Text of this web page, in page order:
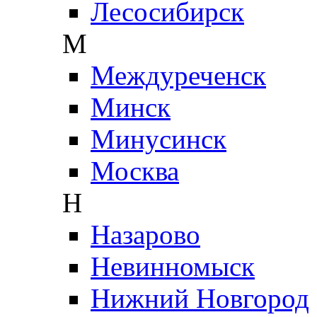
Лесосибирск
М
Междуреченск
Минск
Минусинск
Москва
Н
Назарово
Невинномыск
Нижний Новгород